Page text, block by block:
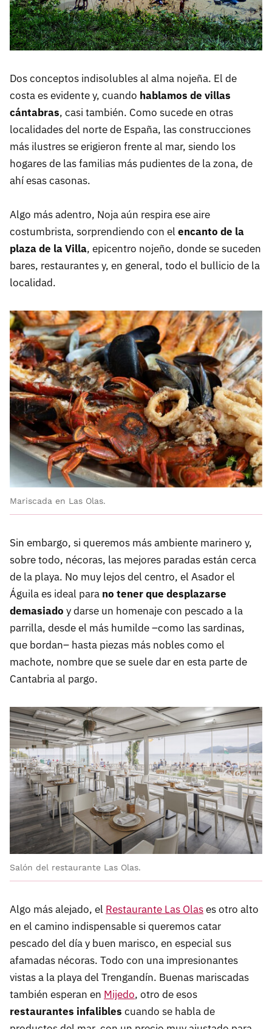
Dos conceptos indisolubles al alma nojeña. El de
costa es evidente y, cuando hablamos de villas
cántabras, casi también. Como sucede en otras
localidades del norte de España, las construcciones
más ilustres se erigieron frente al mar, siendo los
hogares de las familias más pudientes de la zona, de
ahí esas casonas.
Algo más adentro, Noja aún respira ese aire
costumbrista, sorprendiendo con el encanto de la
plaza de la Villa, epicentro nojeño, donde se suceden
bares, restaurantes y, en general, todo el bullicio de la
localidad.
Mariscada en Las Olas.
Sin embargo, si queremos más ambiente marinero y,
sobre todo, nécoras, las mejores paradas están cerca
de la playa. No muy lejos del centro, el Asador el
Águila es ideal para no tener que desplazarse
demasiado y darse un homenaje con pescado a la
parrilla, desde el más humilde –como las sardinas,
que bordan– hasta piezas más nobles como el
machote, nombre que se suele dar en esta parte de
Cantabria al pargo.
Salón del restaurante Las Olas.
Algo más alejado, el Restaurante Las Olases otro alto
en el camino indispensable si queremos catar
pescado del día y buen marisco, en especial sus
afamadas nécoras. Todo con una impresionantes
vistas a la playa del Trengandín. Buenas mariscadas
también esperan en Mijedo, otro de esos
restaurantes infalibles cuando se habla de